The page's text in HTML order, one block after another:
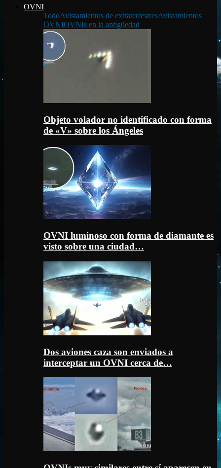
OVNI
TodoAvistamientos de extraterrestresAvistamientos
OVNIOVNIs en la antigüedad
Objeto volador no identificado con forma
de «V» sobre los Ángeles
OVNI luminoso con forma de diamante es
visto sobre una ciudad…
Dos aviones caza son enviados a
interceptar un OVNI cerca de…